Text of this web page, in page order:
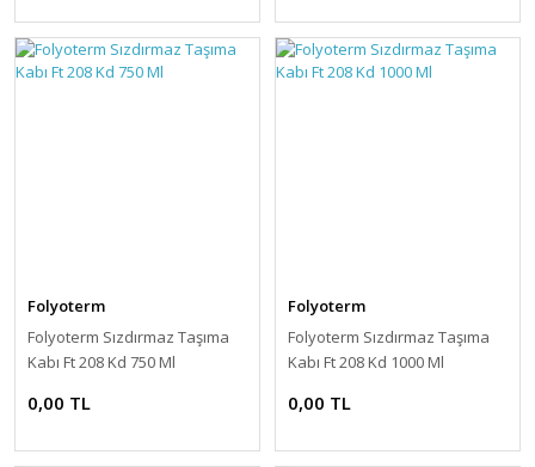
Folyoterm
Folyoterm Sızdırmaz Taşıma
Kabı Ft 208 Kd 750 Ml
0,00 TL
Folyoterm
Folyoterm Sızdırmaz Taşıma
Kabı Ft 208 Kd 1000 Ml
0,00 TL